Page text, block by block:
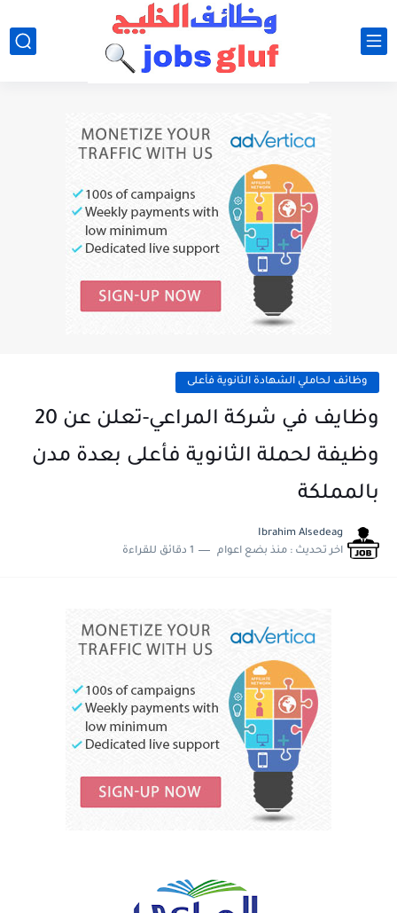
وظائف لحاملي الشهادة الثانوية فأعلى
وظايف في شركة المراعي-تعلن عن 20
وظيفة لحملة الثانوية فأعلى بعدة مدن
بالمملكة
Ibrahim Alsedeag
اخر تحديث : منذ بضع اعوام 1 دقائق للقراءة